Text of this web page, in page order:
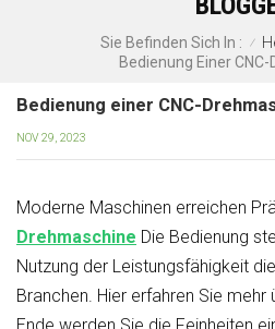
Sie Befinden Sich In : /
Bedienung Einer
Bedienung einer CNC-
NOV 29, 2023
Moderne Maschinen erreichen
Drehmaschine Die Bedienung
Nutzung der Leistungsfähigkeit
Branchen. Hier erfahren Sie